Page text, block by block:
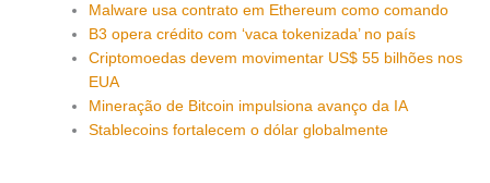
Malware usa contrato em Ethereum como comando
B3 opera crédito com ‘vaca tokenizada’ no país
Criptomoedas devem movimentar US$ 55 bilhões nos
EUA
Mineração de Bitcoin impulsiona avanço da IA
Stablecoins fortalecem o dólar globalmente